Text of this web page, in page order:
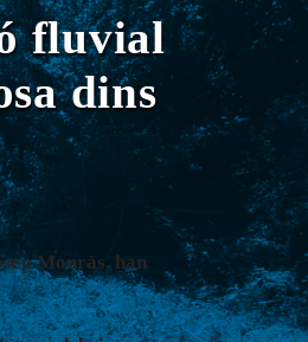
fluvial
dins
Monràs, han